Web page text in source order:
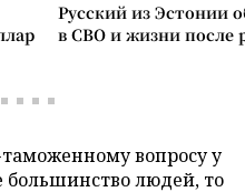
Русский из Эстонии
в СВО и жизни после
вопросу у
большинство людей, то